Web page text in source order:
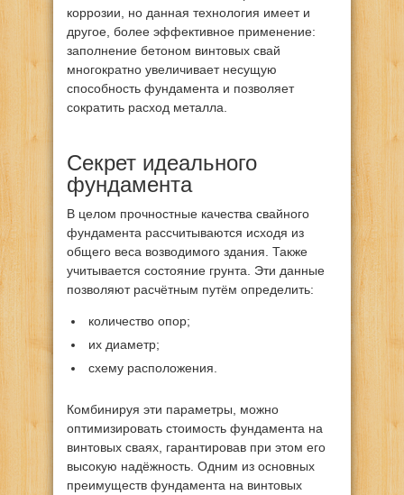
коррозии, но данная технология имеет и
другое, более эффективное применение:
заполнение бетоном винтовых свай
многократно увеличивает несущую
способность фундамента и позволяет
сократить расход металла.
Секрет идеального
фундамента
В целом прочностные качества свайного
фундамента рассчитываются исходя из
общего веса возводимого здания. Также
учитывается состояние грунта. Эти данные
позволяют расчётным путём определить:
количество опор;
их диаметр;
схему расположения.
Комбинируя эти параметры, можно
оптимизировать стоимость фундамента на
винтовых сваях, гарантировав при этом его
высокую надёжность. Одним из основных
преимуществ фундамента на винтовых